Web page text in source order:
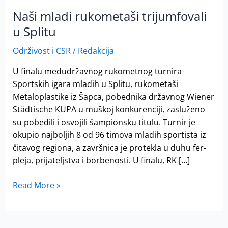
Naši mladi rukometaši trijumfovali
u Splitu
Održivost i CSR/ Redakcija
U finalu međudržavnog rukometnog turnira
Sportskih igara mladih u Splitu, rukometaši
Metaloplastike iz Šapca, pobednika državnog Wiener
Städtische KUPA u muškoj konkurenciji, zasluženo
su pobedili i osvojili šampionsku titulu. Turnir je
okupio najboljih 8 od 96 timova mladih sportista iz
čitavog regiona, a završnica je protekla u duhu fer-
pleja, prijateljstva i borbenosti. U finalu, RK […]
Read More »